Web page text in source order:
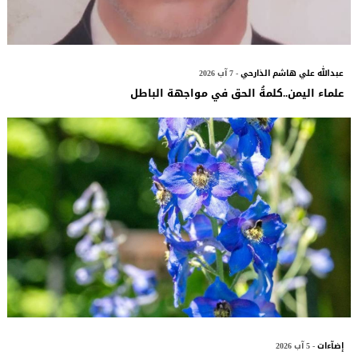
عبدالله علي هاشم الذارحي- 7 آب 2026
علماء اليمن..كلمةُ الحق في مواجهة الباطل
إضآءات- 5 آب 2026